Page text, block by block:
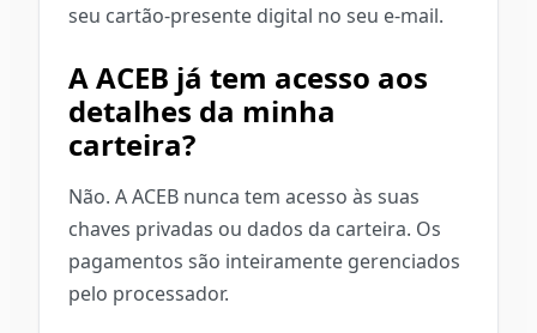
seu cartão-presente digital no seu e-mail.
A ACEB já tem acesso aos
detalhes da minha
carteira?
Não. A ACEB nunca tem acesso às suas
chaves privadas ou dados da carteira. Os
pagamentos são inteiramente gerenciados
pelo processador.